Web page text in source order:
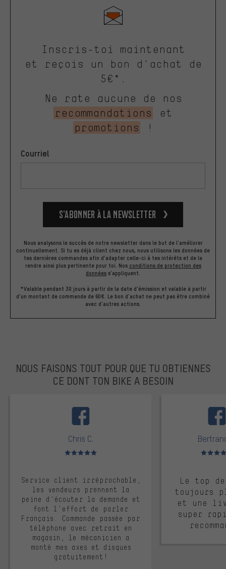
Inscris-toi maintenant
et reçois un bon d'achat de
5€*.
Ne rate aucune de nos
recommandations
et
promotions
!
Courriel
S’abonner à la newsletter
Nous analysons le succès de notre newsletter dans le but de l'améliorer
continuellement. Si tu es déjà client chez nous, nous utilisons les données de
tes dernières commandes afin d'adapter celle-ci à tes intérêts et de la
rendre ainsi plus pertinente pour toi. Nos conditions de protection des
données s'appliquent.
*Valable pendant 30 jours à partir de la date d'émission et valable à partir
d'un montant de commande de 60€. Le bon d'achat ne peut pas être combiné
avec d'autres actions.
NOUS FAISONS TOUT POUR QUE TU OBTIENNES
CE DONT TON BIKE A BESOIN
Chris C.
Note moyenne : 5 sur 5
Service client irréprochable,
les vendeurs prennent la
peine d'écouter la demande et
font l'effort de parler
Français. Commande passée par
téléphone avec retrait en
magasin, le mécanicien a
monté mes axes et disques
gratuitement!
Note
Le top
toujours
et une
super